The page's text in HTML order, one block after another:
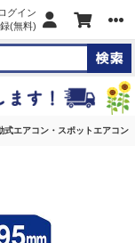
ログイン
(無料)
式エアコン・スポットエアコン